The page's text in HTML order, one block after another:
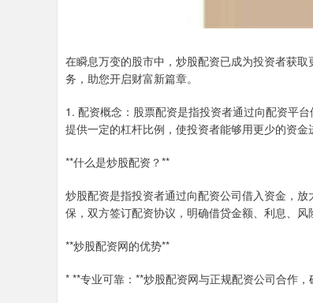
在瞬息万变的股市中，炒股配资已成为投资者获
务，助您开启财富新篇章。
1. 配资概念：股票配资是指投资者通过向配资平
提供一定的杠杆比例，使投资者能够用更少的资金
**什么是炒股配资？**
炒股配资是指投资者通过向配资公司借入资金，
保，双方签订配资协议，明确借贷金额、利息、风
**炒股配资网的优势**
* **专业可靠：**炒股配资网与正规配资公司合作，